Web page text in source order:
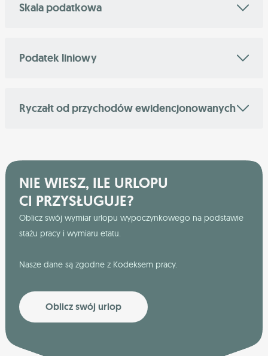
Skala podatkowa
Podatek liniowy
Ryczałt od przychodów ewidencjonowanych
NIE WIESZ, ILE URLOPU
CI PRZYSŁUGUJE?
Oblicz swój wymiar urlopu wypoczynkowego na podstawie
stażu pracy i wymiaru etatu.
Nasze dane są zgodne z Kodeksem pracy.
Oblicz swój urlop